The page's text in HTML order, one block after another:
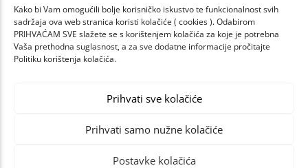
Kako bi Vam omogućili bolje korisničko iskustvo te funkcionalnost svih
sadržaja ova web stranica koristi kolačiće ( cookies ). Odabirom
PRIHVAĆAM SVE slažete se s korištenjem kolačića za koje je potrebna
Vaša prethodna suglasnost, a za sve dodatne informacije pročitajte
Politiku korištenja kolačića.
Prihvati sve kolačiće
Prihvati samo nužne kolačiće
Postavke kolačića